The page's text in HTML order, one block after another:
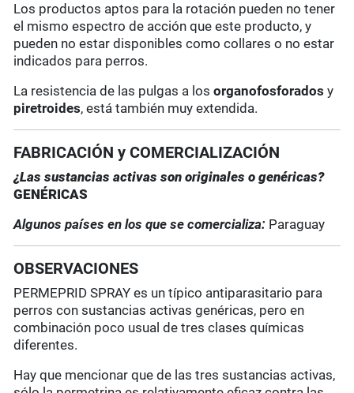
Los productos aptos para la rotación pueden no tener
el mismo espectro de acción que este producto, y
pueden no estar disponibles como collares o no estar
indicados para perros.
La resistencia de las pulgas a losorganofosforados y
piretroides, está también muy extendida.
FABRICACIÓN y COMERCIALIZACIÓN
¿Las sustancias activas son originales o genéricas?
GENÉRICAS
Algunos países en los que se comercializa: Paraguay
OBSERVACIONES
PERMEPRID SPRAY es un típico antiparasitario para
perros con sustancias activas genéricas, pero en
combinación poco usual de tres clases químicas
diferentes.
Hay que mencionar que de las tres sustancias activas,